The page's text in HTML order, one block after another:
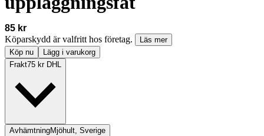
85 kr
Köparskydd är valfritt hos företag.
Läs mer
Köp nu
Lägg i varukorg
Frakt75 kr DHL
AvhämtningMjöhult, Sverige